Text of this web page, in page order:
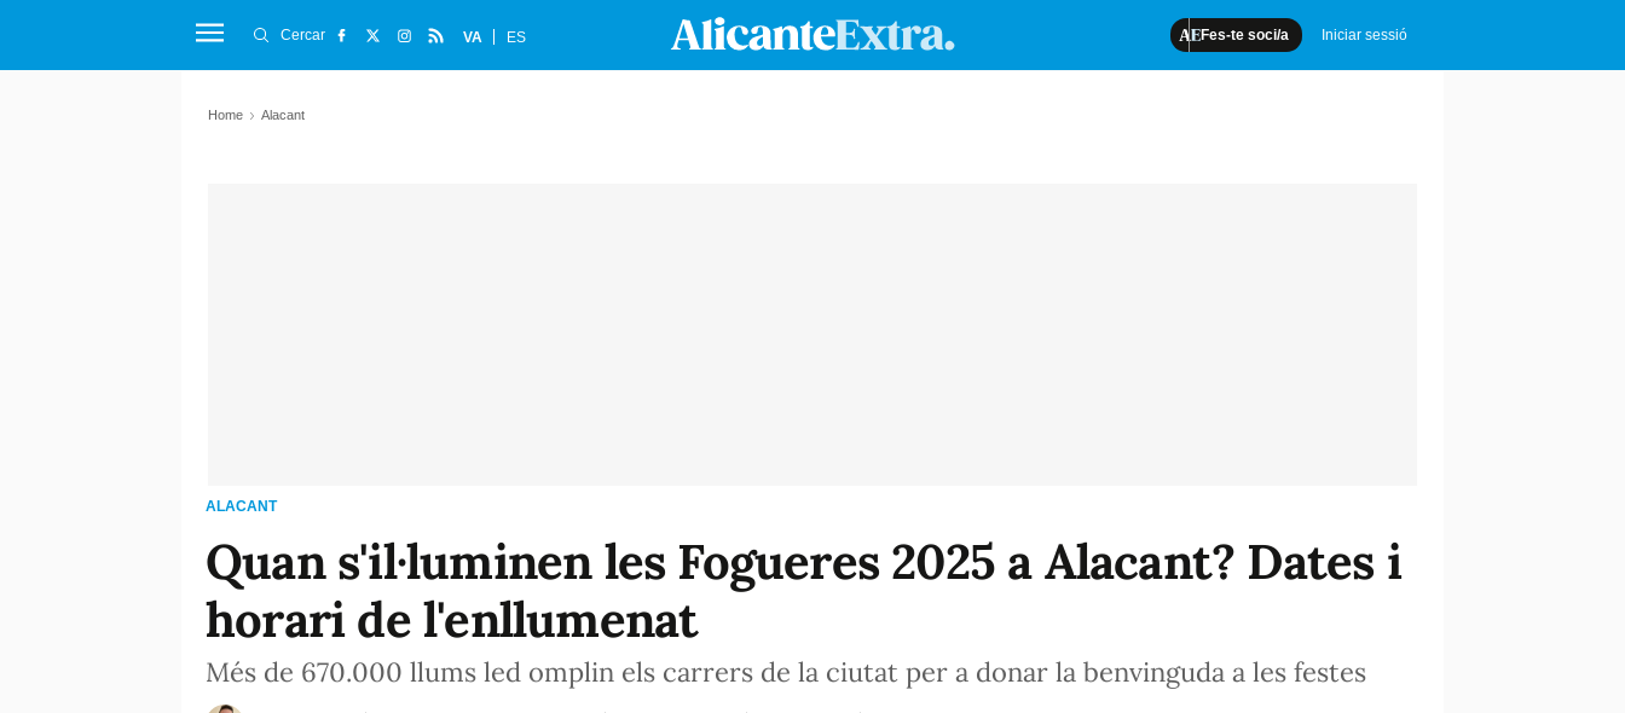
Fes-te soci/a Iniciar sessió
Cercar VA ES
Home Alacant
ALACANT
Quan s'il·luminen les Fogueres 2025 a Alacant? Dates i
horari de l'enllumenat
Més de 670.000 llums led omplin els carrers de la ciutat per a donar la benvinguda a les festes